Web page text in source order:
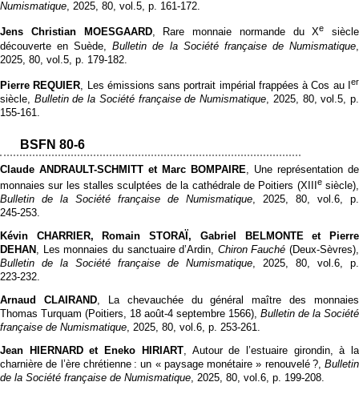
Numismatique, 2025, 80, vol.5, p. 161‑172.
Jens Christian MOESGAARD, Rare monnaie normande du Xe
siècle
découverte en Suède,Bulletin de la Société française de Numismatique
2025, 80, vol.5, p. 179‑182.
Pierre REQUIER, Les émissions sans portrait impérial frappées à Cos au Ier
siècle, Bulletin de la Société française de Numismatique, 2025, 80, vol.5, p.
155‑161.
BSFN 80-6
Claude ANDRAULT-SCHMITT et Marc BOMPAIRE, Une représentation de
monnaies sur les stalles sculptées de la cathédrale de Poitiers (XIII
esiècle),
Bulletin de la Société française de Numismatique, 2025, 80, vol.6, p.
245‑253.
Kévin CHARRIER, Romain STORAÏ, Gabriel BELMONTE et Pierre
DEHAN , Les monnaies du sanctuaire d’Ardin, Chiron Fauché (Deux-Sèvres),
Bulletin de la Société française de Numismatique, 2025, 80, vol.6, p.
223‑232.
Arnaud CLAIRAND, La chevauchée du général maître des monnaies
Thomas Turquam (Poitiers, 18 août-4 septembre 1566), Bulletin de la Société
française de Numismatique, 2025, 80, vol.6, p. 253‑261.
Jean HIERNARD et Eneko HIRIART, Autour de l’estuaire girondin, à la
charnière de l’ère chrétienne : un « paysage monétaire » renouvelé ?, Bulletin
de la Société française de Numismatique, 2025, 80, vol.6, p. 199‑208.